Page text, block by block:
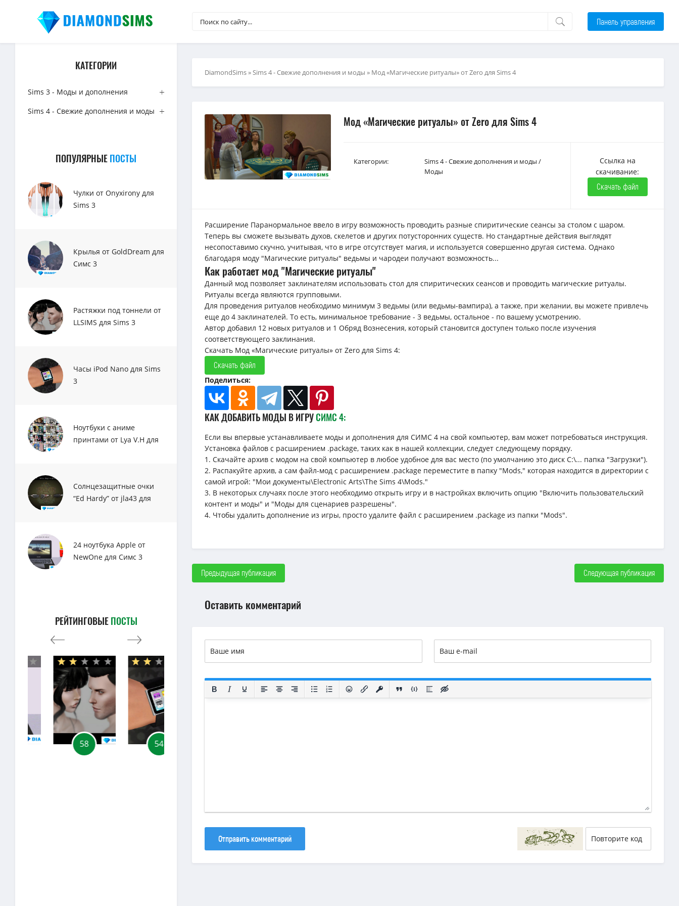
Панель управления
КАТЕГОРИИ
Sims 3 - Моды и дополнения
Sims 4 - Свежие дополнения и моды
ПОПУЛЯРНЫЕПОСТЫ
Чулки от Onyxirony для
Sims 3
Крылья от GoldDream для
Симс 3
Растяжки под тоннели от
LLSIMS для Sims 3
Часы iPod Nano для Sims
3
Ноутбуки с аниме
принтами от Lya V.H для
Солнцезащитные очки
“Ed Hardy” от jla43 для
24 ноутбука Apple от
NewOne для Симс 3
РЕЙТИНГОВЫЕПОСТЫ
58 54
DiamondSims»Sims 4 - Свежие дополнения и моды » Мод «Магические ритуалы» от Zero для Sims 4
Мод «Магические ритуалы» от Zero для Sims 4
Категории: Sims 4 - Свежие дополнения и моды /
Моды
Ссылка на
скачивание:
Скачать файл
Расширение Паранормальное ввело в игру возможность проводить разные спиритические сеансы за столом с шаром.
Теперь вы сможете вызывать духов, скелетов и других потусторонних существ. Но стандартные действия выглядят
несопоставимо скучно, учитывая, что в игре отсутствует магия, и используется совершенно другая система. Однако
благодаря моду "Магические ритуалы" ведьмы и чародеи получают возможность...
Как работает мод "Магические ритуалы"
Данный мод позволяет заклинателям использовать стол для спиритических сеансов и проводить магические ритуалы.
Ритуалы всегда являются групповыми.
Для проведения ритуалов необходимо минимум 3 ведьмы (или ведьмы-вампира), а также, при желании, вы можете привлечь
еще до 4 заклинателей. То есть, минимальное требование - 3 ведьмы, остальное - по вашему усмотрению.
Автор добавил 12 новых ритуалов и 1 Обряд Вознесения, который становится доступен только после изучения
соответствующего заклинания.
Скачать Мод «Магические ритуалы» от Zero для Sims 4:
Скачать файл
Поделиться:
КАК ДОБАВИТЬ МОДЫ В ИГРУСИМС 4:
Если вы впервые устанавливаете моды и дополнения для СИМС 4 на свой компьютер, вам может потребоваться инструкция.
Установка файлов с расширением .package, таких как в нашей коллекции, следует следующему порядку.
1. Скачайте архив с модом на свой компьютер в любое удобное для вас место (по умолчанию это диск C:\... папка "Загрузки").
2. Распакуйте архив, а сам файл-мод с расширением .package переместите в папку "Mods," которая находится в директории с
самой игрой: "Мои документы\Electronic Arts\The Sims 4\Mods."
3. В некоторых случаях после этого необходимо открыть игру и в настройках включить опцию "Включить пользовательский
контент и моды" и "Моды для сценариев разрешены".
4. Чтобы удалить дополнение из игры, просто удалите файл с расширением .package из папки "Mods".
Предыдущая публикация Следующая публикация
Оставить комментарий
Отправить комментарий